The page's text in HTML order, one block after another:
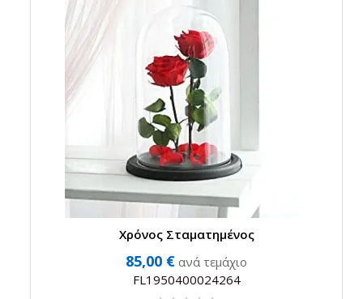
Χρόνος Σταματημένος
85,00 € ανά τεμάχιο
FL1950400024264